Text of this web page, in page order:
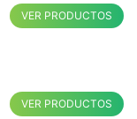
VER PRODUCTOS
VER PRODUCTOS